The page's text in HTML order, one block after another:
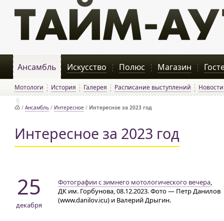
Ансамбль Искусство Полюс Магазин
Мотологи История Галерея Расписание выступлений Новости
/ Ансамбль / Интересное / Интересное за 2023 год
Интересное за 2023 год
25
декабря
Фотографии с зимнего мотологического вечера,
ДК им. Горбунова, 08.12.2023. Фото — Петр Данилов
(www.danilov.icu) и Валерий Дрыгин.